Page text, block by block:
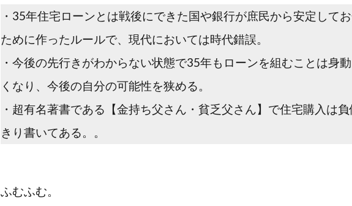
・35年住宅ローンとは戦後にできた国や銀行が庶民から安定して
ために作ったルールで、現代においては時代錯誤。
・今後の先行きがわからない状態で35年もローンを組むことは身
くなり、今後の自分の可能性を狭める。
・超有名著書である【金持ち父さん・貧乏父さん】で住宅購入は
きり書いてある。。
ふむふむ。